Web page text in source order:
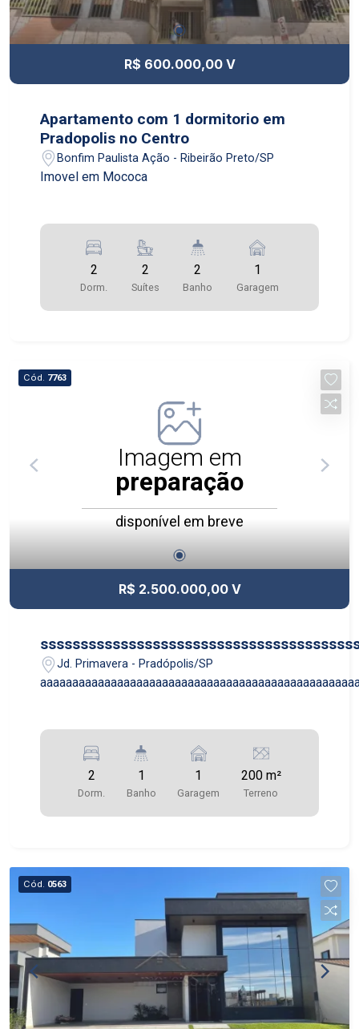
R$ 600.000,00 V
Apartamento com 1 dormitorio em
Pradopolis no Centro
Bonfim Paulista Ação - Ribeirão Preto/SP
Imovel em Mococa
2
Dorm.
2
Suítes
2
Banho
1
Garagem
Cód. 7763
Imagem em
preparação
disponível em breve
R$ 2.500.000,00 V
Jd. Primavera - Pradópolis/SP
2
Dorm.
1
Banho
1
Garagem
200 m²
Terreno
Cód. 0563